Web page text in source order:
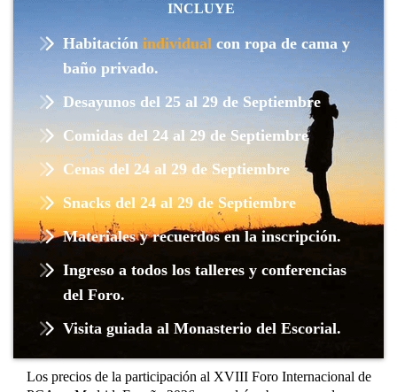
INCLUYE
Habitación individual con ropa de cama y
baño privado.
Desayunos del 25 al 29 de Septiembre
Comidas del 24 al 29 de Septiembre
Cenas del 24 al 29 de Septiembre
Snacks del 24 al 29 de Septiembre
Materiales y recuerdos en la inscripción.
Ingreso a todos los talleres y conferencias
del Foro.
Visita guiada al Monasterio del Escorial.
Los precios de la participación al XVIII Foro Internacional de